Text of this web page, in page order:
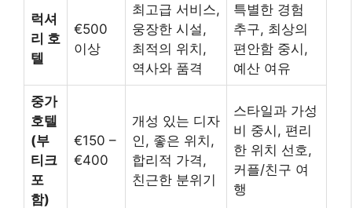
럭셔
리 호
텔
€500
이상
최고급 서비스,
웅장한 시설,
최적의 위치,
역사와 품격
특별한 경험
추구, 최상의
편안함 중시,
예산 여유
중가
호텔
(부
티크
포
함)
€150 –
€400
개성 있는 디자
인, 좋은 위치,
합리적 가격,
친근한 분위기
스타일과 가성
비 중시, 편리
한 위치 선호,
커플/친구 여
행